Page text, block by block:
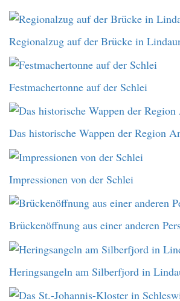
Regionalzug auf der Brücke in
Festmachertonne auf der Schlei
Das historische Wappen der Region
Impressionen von der Schlei
Brückenöffnung aus einer anderen
Heringsangeln am Silberfjord in